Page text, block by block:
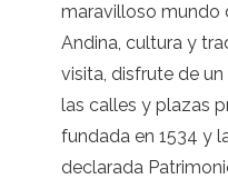
maravilloso mundo
Andina, cultura y
visita, disfrute de
las calles y plazas
fundada en 1534 y
declarada